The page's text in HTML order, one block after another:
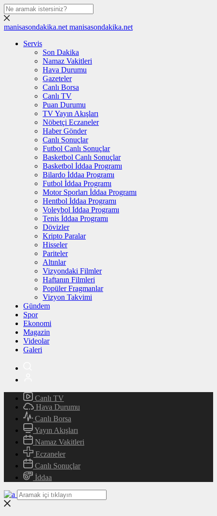
manisasondakika.net manisasondakika.net
Servis
Son Dakika
Namaz Vakitleri
Hava Durumu
Gazeteler
Canlı Borsa
Canlı TV
Puan Durumu
TV Yayın Akışları
Nöbetçi Eczaneler
Haber Gönder
Canlı Sonuçlar
Futbol Canlı Sonuçlar
Basketbol Canlı Sonuçlar
Basketbol İddaa Programı
Bilardo İddaa Programı
Futbol İddaa Programı
Motor Sporları İddaa Programı
Hentbol İddaa Programı
Voleybol İddaa Programı
Tenis İddaa Programı
Dövizler
Kripto Paralar
Hisseler
Pariteler
Altınlar
Vizyondaki Filmler
Haftanın Filmleri
Popüler Fragmanlar
Vizyon Takvimi
Gündem
Spor
Ekonomi
Magazin
Videolar
Galeri
Canlı TV
Hava Durumu
Canlı Borsa
Yayın Akışları
Namaz Vakitleri
Eczaneler
Canlı Sonuçlar
İddaa